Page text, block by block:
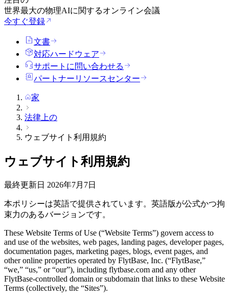
世界最大の物理AIに関するオンライン会議
今すぐ登録
文書
対応ハードウェア
サポートに問い合わせる
パートナーリソースセンター
家
法律上の
ウェブサイト利用規約
ウェブサイト利用規約
最終更新日 2026年7月7日
本ポリシーは英語で提供されています。英語版が公式かつ拘
束力のあるバージョンです。
These Website Terms of Use (“Website Terms”) govern access to
and use of the websites, web pages, landing pages, developer pages,
documentation pages, marketing pages, blogs, event pages, and
other online properties operated by FlytBase, Inc. (“FlytBase,”
“we,” “us,” or “our”), including flytbase.com and any other
FlytBase-controlled domain or subdomain that links to these Website
Terms (collectively, the “Sites”).